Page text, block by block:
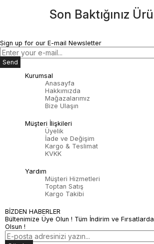
Son Baktığınız
Sign up for our E-mail Newsletter
Send
Kurumsal
Anasayfa
Hakkımızda
Mağazalarımız
Bize Ulaşın
Müşteri İlişkileri
Üyelik
İade ve Değişim
Kargo & Teslimat
KVKK
Yardım
Müşteri Hizmetleri
Toptan Satış
Kargo Takibi
BİZDEN HABERLER
Bültenimize Üye Olun ! Tüm İndirim ve
Olsun !